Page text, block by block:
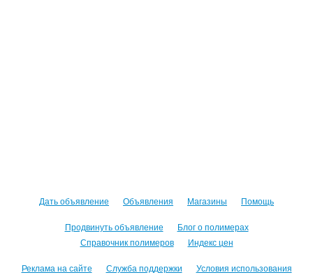
Дать объявление Объявления Магазины Помощь
Продвинуть объявление
Блог о полимерах
Справочник полимеров
Индекс цен
Реклама на сайте Служба поддержки Условия использования